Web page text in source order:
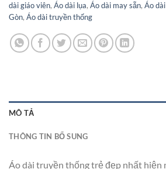
dài giáo viên, Áo dài lụa, Áo dài may sẵn, Áo
Gòn, Áo dài truyền thống
MÔ TẢ
THÔNG TIN BỔ SUNG
Áo dài truyền thống trẻ đẹp nhất hiện